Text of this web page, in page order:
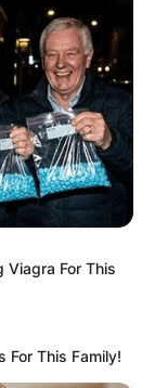
Ζάρακες
από την
μετά τον
Viagra For This
For This Family!